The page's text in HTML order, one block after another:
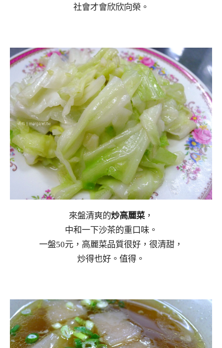
社會才會欣欣向榮。
來盤清爽的炒高麗菜，
中和一下沙茶的重口味。
一盤50元，高麗菜品質很好，很清甜，
炒得也好。值得。